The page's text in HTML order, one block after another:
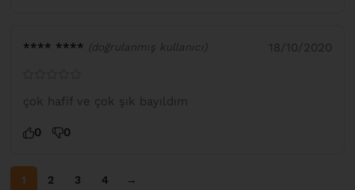
**** **** (doğrulanmış kullanıcı) 18/10/2020
çok hafif ve çok şık bayıldım
0 0
1 2 3 4 →